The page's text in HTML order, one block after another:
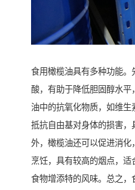
食用橄榄油具有多种功能
酸，有助于降低胆固醇水
油中的抗氧化物质，如维
抵抗自由基对身体的损害
外，橄榄油还可以促进消
烹饪，具有较高的烟点，
食物增添特的风味。总之